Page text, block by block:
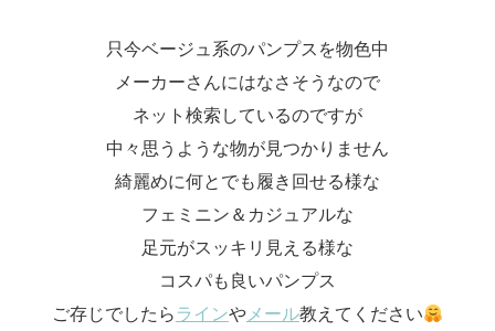
只今ベージュ系のパンプスを物色中
メーカーさんにはなさそうなので
ネット検索しているのですが
中々思うような物が見つかりません
綺麗めに何とでも履き回せる様な
フェミニン＆カジュアルな
足元がスッキリ見える様な
コスパも良いパンプス
ご存じでしたら ラインやメール教えてください